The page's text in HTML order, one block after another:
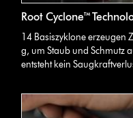
Root Cyclone™
14 Basiszyklone erzeugen
g, um Staub und Schmutz
entsteht kein